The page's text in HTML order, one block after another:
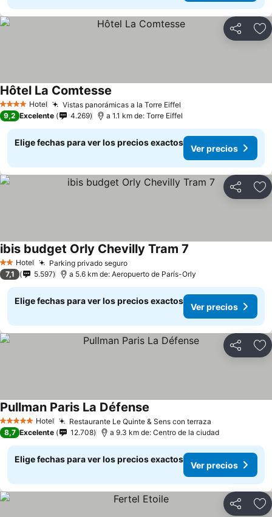
Compartir
4 EstrellasHotel Vistas panorámicas a la Torre Eiffel
Hôtel La Comtesse
9,2 Excelente 4.269 a 1.1 km de: Torre Eiffel
Elige fechas para ver los precios exactos
Ver precios
Compartir
2 Estrellas
Hotel Parking privado seguro
ibis budget Orly Chevilly Tram 7
7,1 5.597 a 5.6 km de: Aeropuerto de París-Orly
Elige fechas para ver los precios exactos
Ver precios
Compartir
5 Estrellas Hotel Restaurante Le Quinte & Sens con terraza
Pullman Paris La Défense
8,7 Excelente 12.708 a 9.3 km de: Centro de la ciudad
Elige fechas para ver los precios exactos
Ver precios
Compartir